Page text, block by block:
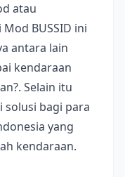
atau
BUSSID ini
antara lain
kendaraan
Selain itu
solusi bagi para
yang
kendaraan.